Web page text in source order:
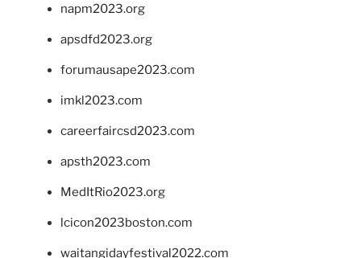
napm2023.org
apsdfd2023.org
forumausape2023.com
imkl2023.com
careerfaircsd2023.com
apsth2023.com
MedItRio2023.org
lcicon2023boston.com
waitangidayfestival2022.com